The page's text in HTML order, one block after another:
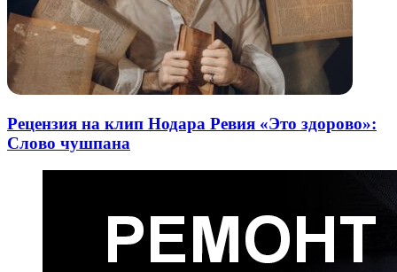
Рецензия на клип Нодара Ревия «Это здорово»:
Слово чушпана